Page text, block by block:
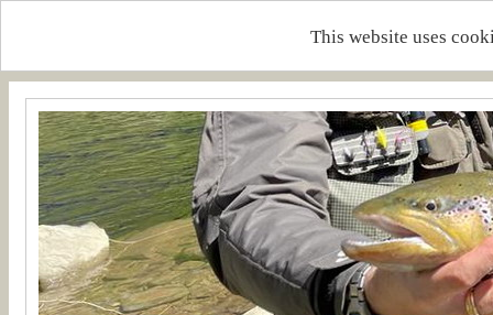
This website uses